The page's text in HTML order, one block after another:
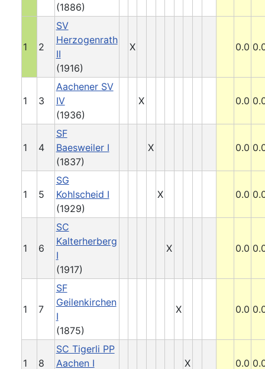
(1886)
1 2
SV
Herzogenrath
II
(1916)
X 0.0
1 3
Aachener SV
IV
(1936)
X 0.0
1 4
SF
Baesweiler I
(1837)
X 0.0
1 5
SG
Kohlscheid I
(1929)
X 0.0
1 6
SC
Kalterherberg
I
(1917)
X 0.0
1 7
SF
Geilenkirchen
I
(1875)
X 0.0
1 8
SC Tigerli PP
Aachen I
X 0.0